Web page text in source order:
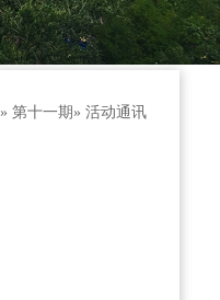
»第十一期» 活动通讯